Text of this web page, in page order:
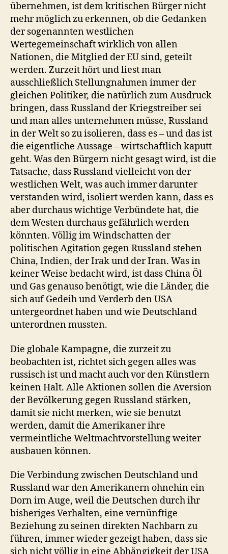
übernehmen, ist dem kritischen Bürger nicht
mehr möglich zu erkennen, ob die Gedanken
der sogenannten westlichen
Wertegemeinschaft wirklich von allen
Nationen, die Mitglied der EU sind, geteilt
werden. Zurzeit hört und liest man
ausschließlich Stellungnahmen immer der
gleichen Politiker, die natürlich zum Ausdruck
bringen, dass Russland der Kriegstreiber sei
und man alles unternehmen müsse, Russland
in der Welt so zu isolieren, dass es – und das ist
die eigentliche Aussage – wirtschaftlich kaputt
geht. Was den Bürgern nicht gesagt wird, ist die
Tatsache, dass Russland vielleicht von der
westlichen Welt, was auch immer darunter
verstanden wird, isoliert werden kann, dass es
aber durchaus wichtige Verbündete hat, die
dem Westen durchaus gefährlich werden
könnten. Völlig im Windschatten der
politischen Agitation gegen Russland stehen
China, Indien, der Irak und der Iran. Was in
keiner Weise bedacht wird, ist dass China Öl
und Gas genauso benötigt, wie die Länder, die
sich auf Gedeih und Verderb den USA
untergeordnet haben und wie Deutschland
unterordnen mussten.
Die globale Kampagne, die zurzeit zu
beobachten ist, richtet sich gegen alles was
russisch ist und macht auch vor den Künstlern
keinen Halt. Alle Aktionen sollen die Aversion
der Bevölkerung gegen Russland stärken,
damit sie nicht merken, wie sie benutzt
werden, damit die Amerikaner ihre
vermeintliche Weltmachtvorstellung weiter
ausbauen können.
Die Verbindung zwischen Deutschland und
Russland war den Amerikanern ohnehin ein
Dorn im Auge, weil die Deutschen durch ihr
bisheriges Verhalten, eine vernünftige
Beziehung zu seinen direkten Nachbarn zu
führen, immer wieder gezeigt haben, dass sie